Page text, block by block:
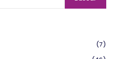
(7)